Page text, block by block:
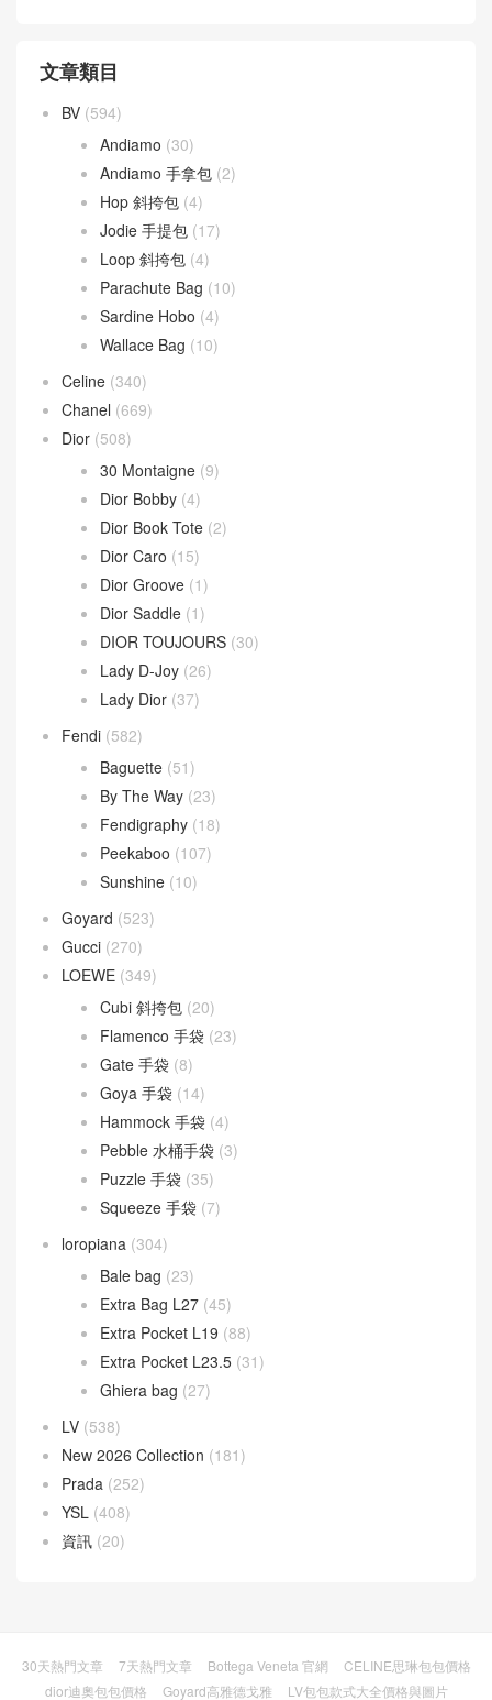
Andiamo
Andiamo 手拿包
Hop 斜挎包(4)
Jodie 手提包(17)
Loop 斜挎包(4)
Parachute Bag(10)
Sardine Hobo(4)
Wallace Bag(10)
Chanel (669)
Dior(508)
30 Montaigne
Dior Bobby(4)
Dior Book Tote
Dior Caro(15)
Dior Groove (1)
Dior Saddle(1)
DIOR TOUJOURS
Lady D-Joy(26)
Lady Dior(37)
Baguette
By The Way (23)
Fendigraphy (18)
Peekaboo(107)
Sunshine(10)
Gucci(270)
LOEWE(349)
Cubi 斜挎包
Flamenco 手袋(23)
Gate 手袋 (8)
Goya 手袋 (14)
Hammock 手袋
Pebble 水桶手袋(3)
Puzzle 手袋(35)
Squeeze 手袋(7)
Bale bag(23)
Extra Bag L27
Extra Pocket L19(88)
Extra Pocket L23.5(31)
Ghiera bag(27)
New 2026 Collection
Prada(252)
YSL(408)
資訊 (20)
dior迪奧包包價格
Goyard高雅德戈雅
LV包包款式大全價格與圖片